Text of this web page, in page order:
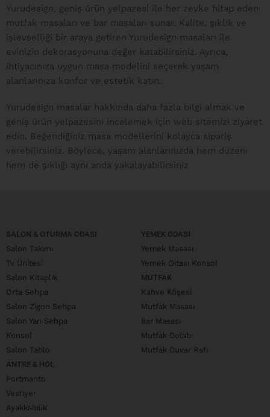
Yurudesign, geniş ürün yelpazesi ile her zevke hitap eden
mutfak masaları ve bar masaları sunar. Kalite, şıklık ve
işlevselliği bir araya getiren Yurudesign masaları ile
evinizin dekorasyonuna değer katabilirsiniz. Ayrıca,
ihtiyacınıza uygun masa modelini seçerek yaşam
alanlarınıza konfor ve estetik katın.
Yurudesign masalar hakkında daha fazla bilgi almak ve
geniş ürün yelpazesini incelemek için web sitemizi ziyaret
edin. Beğendiğiniz masa modellerini kolayca sipariş
verebilirsiniz. Böylece, yaşam alanlarınızda hem düzeni
hem de şıklığı aynı anda yakalayabilirsiniz
SALON & OTURMA ODASI
Salon Takımı
Tv Ünitesi
Salon Kitaplık
Orta Sehpa
Salon Zigon Sehpa
Salon Yan Sehpa
Konsol
Salon Tablo
ANTRE & HOL
Portmanto
Vestiyer
Ayakkabılık
YEMEK ODASI
Yemek Masası
Yemek Odası Konsol
MUTFAK
Kahve Köşesi
Mutfak Masası
Bar Masası
Mutfak Dolabı
Mutfak Duvar Rafı